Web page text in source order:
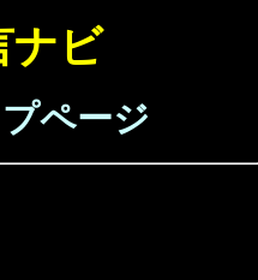
ナビ
ページ